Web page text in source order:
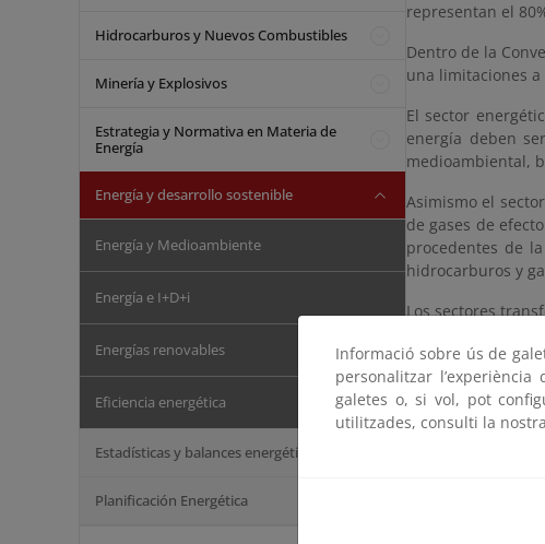
Hidrocarburos y Nuevos Combustibles
Minería y Explosivos
Estrategia y Normativa en Materia de
Energía
Energía y desarrollo sostenible
Energía y Medioambiente
Energía e I+D+i
Energías renovables
Eficiencia energética
Estadísticas y balances energéticos
Planificación Energética
representan el
Dentro de la
una limitaciones a
El sector
energía deben
medioambiental,
Asimismo el
de gases de
procedentes de
hidrocarburos y
Los sectores
Energía y
El convenio
décadas las
Estos
Informació sobre ús de
personalitzar
galetes o, si vol, pot
utilitzades, consulti la nostra